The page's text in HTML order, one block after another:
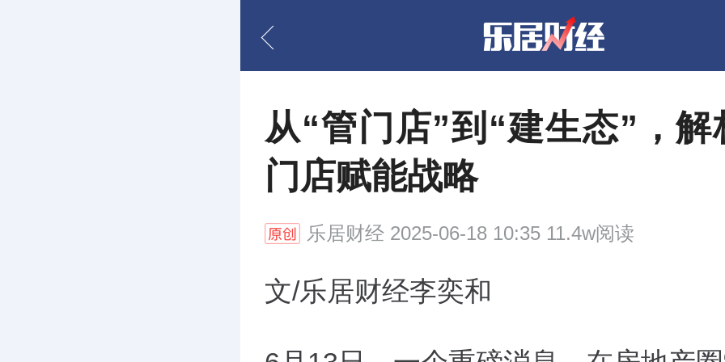
从“管门店”到“建生态”，解
门店赋能战略
乐居财经 2025-06-18 10:35 11.4w阅读
文/乐居财经李奕和